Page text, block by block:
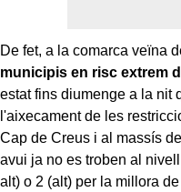
De fet, a la comarca veïna
municipis en risc extrem
estat fins diumenge a la nit
l'aixecament de les
Cap de Creus i al massís
avui ja no es troben al
alt) o 2 (alt) per la millora